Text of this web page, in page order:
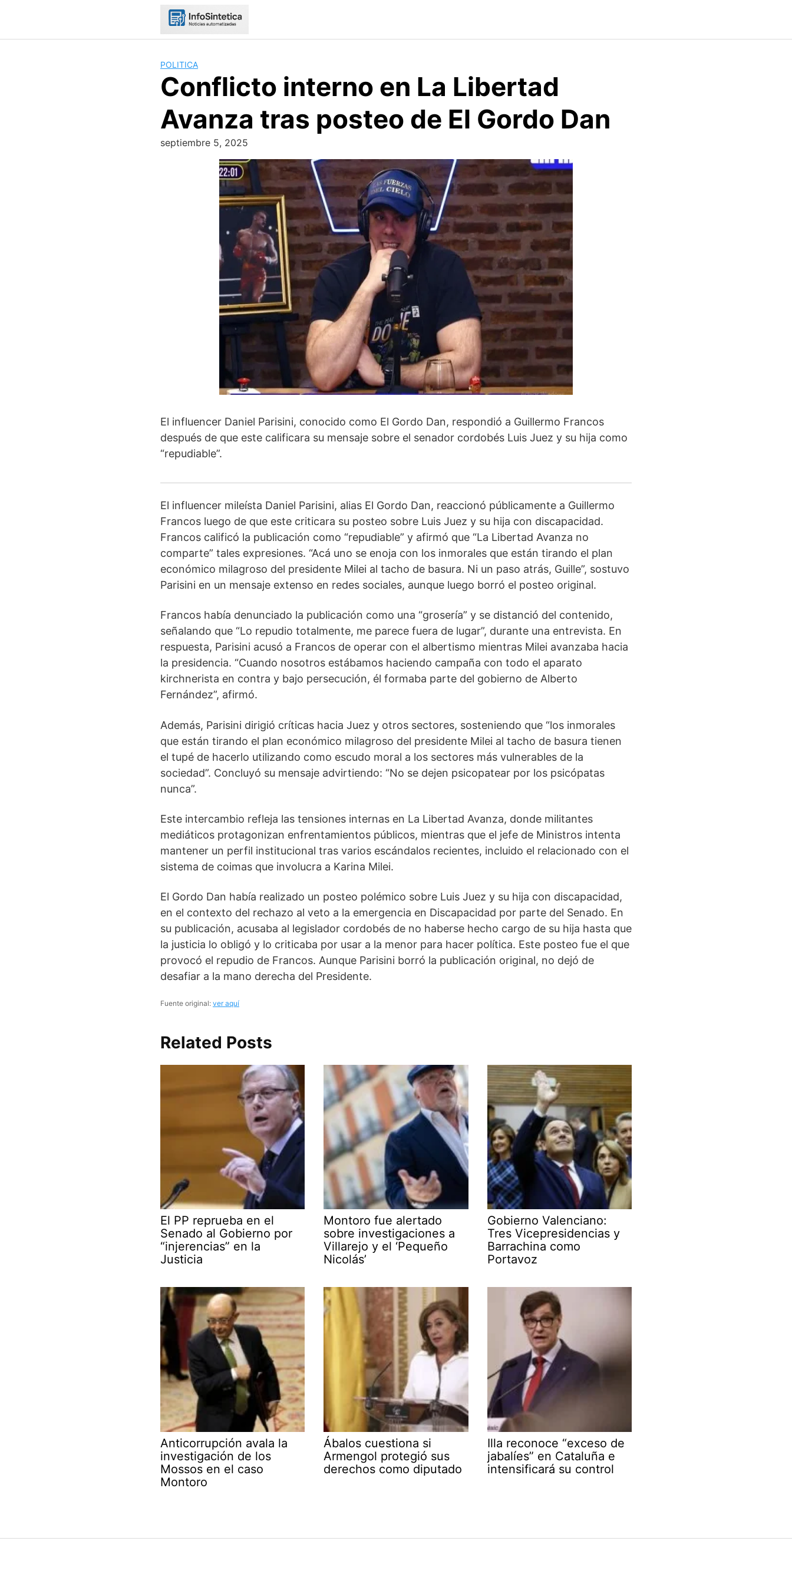
POLITICA
Conflicto interno en La Libertad
Avanza tras posteo de El Gordo Dan
septiembre 5, 2025
El influencer Daniel Parisini, conocido como El Gordo Dan, respondió a Guillermo Francos
después de que este calificara su mensaje sobre el senador cordobés Luis Juez y su hija como
“repudiable”.
El influencer mileísta Daniel Parisini, alias El Gordo Dan, reaccionó públicamente a Guillermo
Francos luego de que este criticara su posteo sobre Luis Juez y su hija con discapacidad.
Francos calificó la publicación como “repudiable” y afirmó que “La Libertad Avanza no
comparte” tales expresiones. “Acá uno se enoja con los inmorales que están tirando el plan
económico milagroso del presidente Milei al tacho de basura. Ni un paso atrás, Guille”, sostuvo
Parisini en un mensaje extenso en redes sociales, aunque luego borró el posteo original.
Francos había denunciado la publicación como una “grosería” y se distanció del contenido,
señalando que “Lo repudio totalmente, me parece fuera de lugar”, durante una entrevista. En
respuesta, Parisini acusó a Francos de operar con el albertismo mientras Milei avanzaba hacia
la presidencia. “Cuando nosotros estábamos haciendo campaña con todo el aparato
kirchnerista en contra y bajo persecución, él formaba parte del gobierno de Alberto
Fernández”, afirmó.
Además, Parisini dirigió críticas hacia Juez y otros sectores, sosteniendo que “los inmorales
que están tirando el plan económico milagroso del presidente Milei al tacho de basura tienen
el tupé de hacerlo utilizando como escudo moral a los sectores más vulnerables de la
sociedad”. Concluyó su mensaje advirtiendo: “No se dejen psicopatear por los psicópatas
nunca”.
Este intercambio refleja las tensiones internas en La Libertad Avanza, donde militantes
mediáticos protagonizan enfrentamientos públicos, mientras que el jefe de Ministros intenta
mantener un perfil institucional tras varios escándalos recientes, incluido el relacionado con el
sistema de coimas que involucra a Karina Milei.
El Gordo Dan había realizado un posteo polémico sobre Luis Juez y su hija con discapacidad,
en el contexto del rechazo al veto a la emergencia en Discapacidad por parte del Senado. En
su publicación, acusaba al legislador cordobés de no haberse hecho cargo de su hija hasta que
la justicia lo obligó y lo criticaba por usar a la menor para hacer política. Este posteo fue el que
provocó el repudio de Francos. Aunque Parisini borró la publicación original, no dejó de
desafiar a la mano derecha del Presidente.
Fuente original: ver aquí
Related Posts
El PP reprueba en el
Senado al Gobierno por
“injerencias” en la
Justicia
Montoro fue alertado
sobre investigaciones a
Villarejo y el ‘Pequeño
Nicolás’
Gobierno Valenciano:
Tres Vicepresidencias y
Barrachina como
Portavoz
Anticorrupción avala la
investigación de los
Mossos en el caso
Montoro
Ábalos cuestiona si
Armengol protegió sus
derechos como diputado
Illa reconoce “exceso de
jabalíes” en Cataluña e
intensificará su control